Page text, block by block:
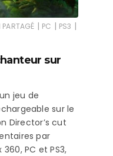
PARTAGÉ | PC | PS3 |
sur
jeu de
sur le
Director’s cut
par
PC et PS3,